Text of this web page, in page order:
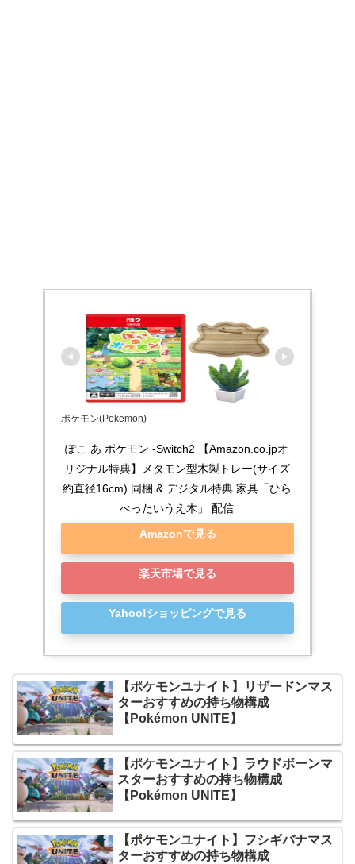
ポケモン(Pokemon)
ぽこ あ ポケモン -Switch2 【Amazon.co.jpオ
リジナル特典】メタモン型木製トレー(サイズ
約直径16cm) 同梱 & デジタル特典 家具「ひら
べったいうえ木」 配信
Amazonで見る
楽天市場で見る
Yahoo!ショッピングで見る
【ポケモンユナイト】リザードンマス
ターおすすめの持ち物構成
【Pokémon UNITE】
【ポケモンユナイト】ラウドボーンマ
スターおすすめの持ち物構成
【Pokémon UNITE】
【ポケモンユナイト】フシギバナマス
ターおすすめの持ち物構成